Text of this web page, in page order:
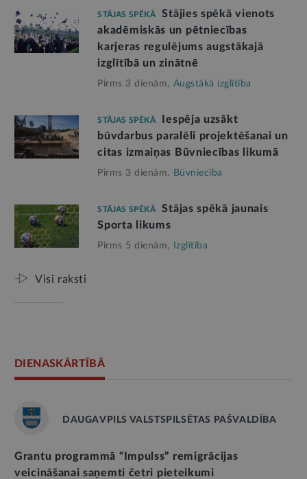
STĀJAS SPĒKĀ
Stājies spēkā vienots
akadēmiskās un pētniecības
karjeras regulējums augstākajā
izglītībā un zinātnē
Pirms 3 dienām, Augstākā izglītība
STĀJAS SPĒKĀ
Iespēja uzsākt
būvdarbus paralēli projektēšanai un
citas izmaiņas Būvniecības likumā
Pirms 3 dienām, Būvniecība
STĀJAS SPĒKĀ
Stājas spēkā jaunais
Sporta likums
Pirms 5 dienām, Izglītība
Visi raksti
DIENASKĀRTĪBĀ
DAUGAVPILS VALSTSPILSĒTAS PAŠVALDĪBA
Grantu programmā “Impulss” remigrācijas
veicināšanai saņemti četri pieteikumi